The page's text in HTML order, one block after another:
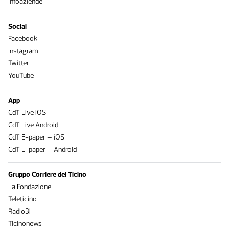
Social
Facebook
Instagram
Twitter
YouTube
App
CdT Live iOS
CdT Live Android
CdT E-paper – iOS
CdT E-paper – Android
Gruppo Corriere del Ticino
La Fondazione
Teleticino
Radio3i
Ticinonews